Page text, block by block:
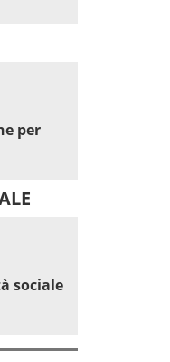
per
sociale